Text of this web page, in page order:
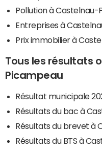
Pollution à Castelnau-
Entreprises à
Prix immobilier à
Tous les résultats
Picampeau
Résultat municipale
Résultats du bac à
Résultats du brevet à
Résultats du BTS à